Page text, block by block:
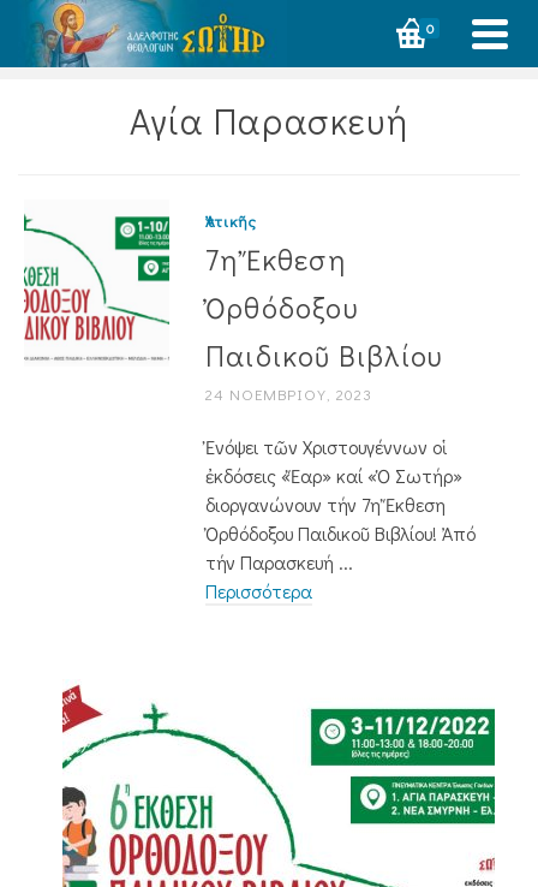
0
Αγία Παρασκευή
Ἀττικῆς
7η Ἔκθεση
Ὀρθόδοξου
Παιδικοῦ Βιβλίου
24 ΝΟΕΜΒΡΊΟΥ, 2023
Ἐνόψει τῶν Χριστουγέννων οἱ
ἐκδόσεις «Ἔαρ» καί «Ὁ Σωτήρ»
διοργανώνουν τήν 7η Ἔκθεση
Ὀρθόδοξου Παιδικοῦ Βιβλίου! Ἀπό
τήν Παρασκευή ...
Περισσότερα